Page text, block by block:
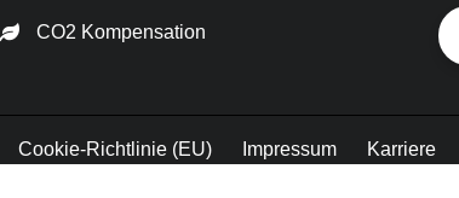
CO2 Kompensation
Cookie-Richtlinie (EU) Impressum Karriere